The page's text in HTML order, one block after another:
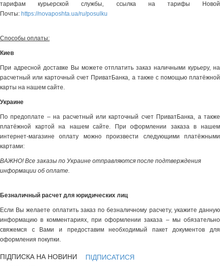
тарифам курьерской службы, ссылка на тарифы Новой
Почты: https://novaposhta.ua/ru/posulku
Способы оплаты:
Киев
При адресной доставке Вы можете отплатить заказ наличными курьеру, на
расчетный или карточный счет ПриватБанка, а также с помощью платёжной
карты на нашем сайте.
Украине
По предоплате – на расчетный или карточный счет ПриватБанка, а также
платёжной картой на нашем сайте. При оформлении заказа в нашем
интернет-магазине оплату можно произвести следующими платёжными
картами:
ВАЖНО! Все заказы по Украине отправляются после подтверждения
информации об оплате.
Безналичный расчет для юридических лиц
Если Вы желаете оплатить заказ по безналичному расчету, укажите данную
информацию в комментариях, при оформлении заказа – мы обязательно
свяжемся с Вами и предоставим необходимый пакет документов для
оформления покупки.
ПІДПИСКА НА НОВИНИ
ПІДПИСАТИСЯ